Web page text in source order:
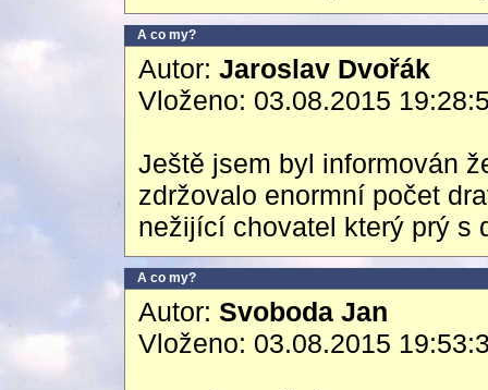
A co my?
Autor: Jaroslav Dvořák
Vloženo: 03.08.2015
Ještě jsem byl informován
zdržovalo enormní počet
nežijící chovatel který prý s
A co my?
Autor: Svoboda Jan
Vloženo: 03.08.2015